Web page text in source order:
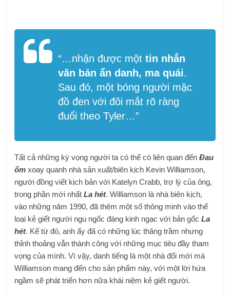
“…nhận được mộttin nhắn
văn bản ẩn danh, ma quái.
Sau đó, một bóng người mặc
đồ đen với đôi mắt rõ ràng
đuổi theo Tyler…”
Tất cả những kỳ vọng người ta có thể có liên quan đếnĐau
ốm xoay quanh nhà sản xuất/biên kịch Kevin Williamson,
người đồng viết kịch bản với Katelyn Crabb, trợ lý của ông,
trong phần mới nhấtLa hét. Williamson là nhà biên kịch,
vào những năm 1990, đã thêm một số thông minh vào thể
loại kẻ giết người ngu ngốc đáng kinh ngạc với bản gốcLa
hét. Kể từ đó, anh ấy đã có những lúc thăng trầm nhưng
thỉnh thoảng vẫn thành công với những mục tiêu đầy tham
vọng của mình. Vì vậy, danh tiếng là một nhà đổi mới mà
Williamson mang đến cho sản phẩm này, với một lời hứa
ngầm sẽ phát triển hơn nữa khái niệm kẻ giết người.